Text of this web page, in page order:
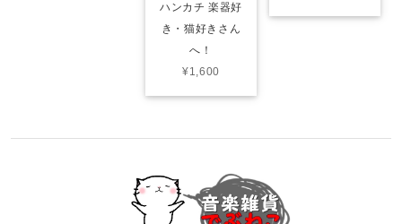
ハンカチ‍ 楽器好
き・猫好きさん
へ！
¥1,600